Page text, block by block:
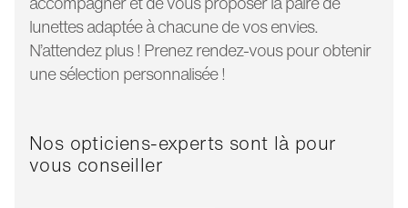
lunettes adaptée à chacune de vos envies.
N’attendez plus ! Prenez rendez-vous pour obtenir
une sélection personnalisée !
Nos opticiens-experts sont là pour
vous conseiller